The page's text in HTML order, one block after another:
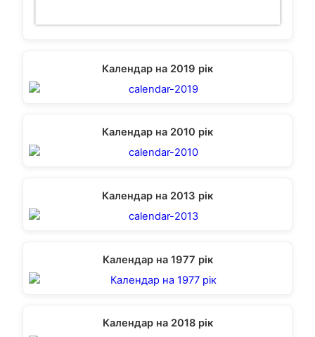
Календар на 2019 рік
Календар на 2010 рік
Календар на 2013 рік
Календар на 1977 рік
Календар на 2018 рік